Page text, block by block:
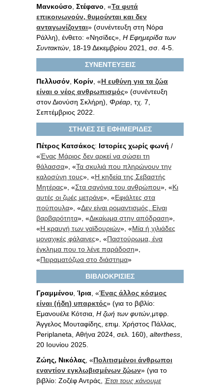
Μανκούσο, Στέφανο, «Τα φυτά
επικοινωνούν, θυμούνται και δεν
ανταγωνίζονται» (συνέντευξη στη Νόρα
Ράλλη), ένθετο: «Νησίδες», Η Εφημερίδα των
Συντακτών, 18-19 Δεκεμβρίου 2021, σσ. 4-5.
ΣΥΝΕΝΤΕΥΞΕΙΣ
Πελλυσόν, Κορίν, «Η ευθύνη για τα ζώα
είναι ο νέος ανθρωπισμός» (συνέντευξη
στον Διονύση Σκλήρη), Φρέαρ, τχ. 7,
Σεπτέμβριος 2022.
ΣΤΗΛΕΣ ΣΕ ΕΦΗΜΕΡΙΔΕΣ
Πέτρος Κατσάκος: Ιστορίες χωρίς φωνή /
«Ένας Μάριος δεν αρκεί να σώσει τη
θάλασσα», «Τα σκυλιά που πληρώνουν την
καλοσύνη τους», «Η κηδεία της Σεβαστής
Μητέρας», «Στα σαγόνια του ανθρώπου», «Κι
αυτές οι ζωές μετράνε», «Εφιάλτες στα
πούπουλα», «Δεν είναι ρομαντισμός. Είναι
βαρβαρότητα», «Δικαίωμα στην απόδραση»,
«Η κραυγή των γαϊδουριών», «Μία ή χιλιάδες
μοναχικές φάλαινες», «Παστούρωμα, ένα
έγκλημα που το λένε παράδοση»,
«Πειραματόζωα στο διάστημα»
ΒΙΒΛΙΟΚΡΙΣΙΕΣ
Γραμμένου, Ίρια, «Ένας άλλος κόσμος
είναι (ήδη) υπαρκτός» (για το βιβλίο:
Εμανουέλε Κότσια, Η ζωή των φυτών,μτφρ.
Άγγελος Μουταφίδης, επιμ. Χρήστος Πάλλας,
Periplaneta, Αθήνα 2024, σελ. 160), alterthess,
20 Ιουνίου 2025.
Ζώης, Νικόλας, «Πολιτισμένοι άνθρωποι
εναντίον εγκλωβισμένων ζώων» (για το
βιβλίο: Ζοζέφ Αντράς, Έτσι τους κάνουμε